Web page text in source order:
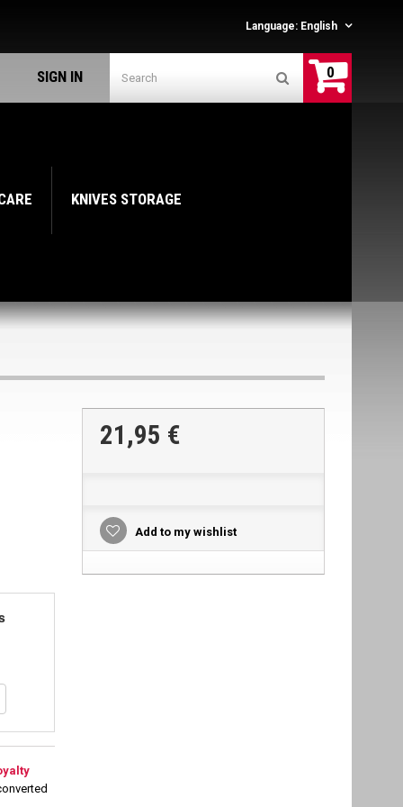
Language: English
0
SIGN IN
KNIVES STORAGE
21,95 €
Add to my wishlist